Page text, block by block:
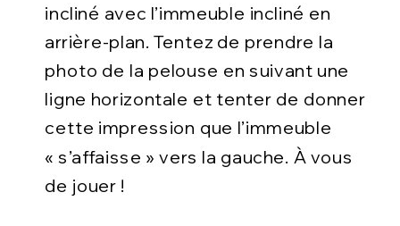
incliné avec l’immeuble incliné en
arrière-plan. Tentez de prendre la
photo de la pelouse en suivant une
ligne horizontale et tenter de donner
cette impression que l’immeuble
« s’affaisse » vers la gauche. À vous
de jouer !